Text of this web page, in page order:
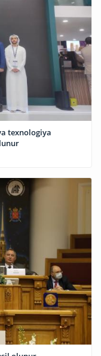
texnologiya